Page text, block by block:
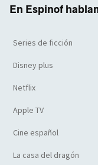
En Espinof
Series de ficción
Disney plus
Netflix
Apple TV
Cine español
La casa del dragón